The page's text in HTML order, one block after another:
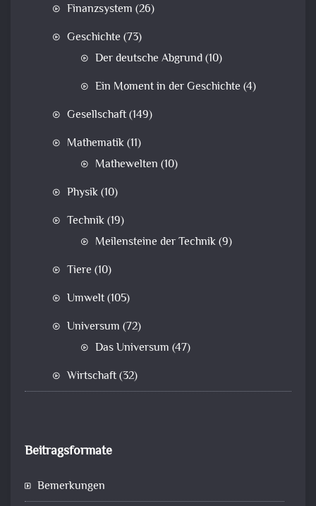
Finanzsystem (26)
Geschichte (73)
Der deutsche Abgrund(10)
Ein Moment in der Geschichte (4)
Gesellschaft(149)
Mathematik(11)
Mathewelten (10)
Physik(10)
Technik(19)
Meilensteine der Technik(9)
Tiere (10)
Umwelt(105)
Universum (72)
Das Universum (47)
Wirtschaft(32)
Beitragsformate
Bemerkungen